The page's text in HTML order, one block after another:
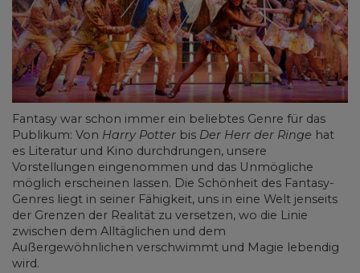
Fantasy war schon immer ein beliebtes Genre für das
Publikum: Von Harry Potter bis Der Herr der Ringe hat
es Literatur und Kino durchdrungen, unsere
Vorstellungen eingenommen und das Unmögliche
möglich erscheinen lassen. Die Schönheit des Fantasy-
Genres liegt in seiner Fähigkeit, uns in eine Welt jenseits
der Grenzen der Realität zu versetzen, wo die Linie
zwischen dem Alltäglichen und dem
Außergewöhnlichen verschwimmt und Magie lebendig
wird.